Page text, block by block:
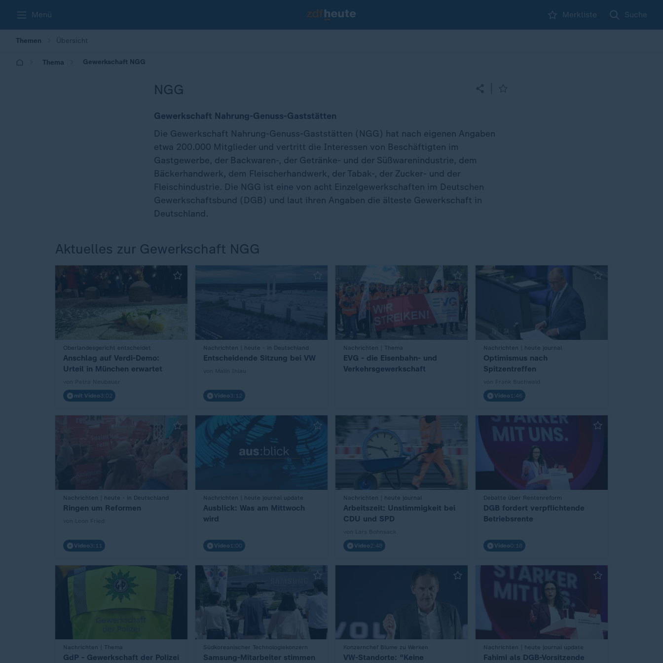
Menü Merkliste Suche
Themen Übersicht
Thema Gewerkschaft NGG
NGG
Gewerkschaft Nahrung-Genuss-Gaststätten
Die Gewerkschaft Nahrung-Genuss-Gaststätten (NGG) hat nach eigenen Angaben
etwa 200.000 Mitglieder und vertritt die Interessen von Beschäftigten im
Gastgewerbe, der Backwaren-, der Getränke- und der Süßwarenindustrie, dem
Bäckerhandwerk, dem Fleischerhandwerk, der Tabak-, der Zucker- und der
Fleischindustrie. Die NGG ist eine von acht Einzelgewerkschaften im Deutschen
Gewerkschaftsbund (DGB) und laut ihren Angaben die älteste Gewerkschaft in
Deutschland.
Aktuelles zur Gewerkschaft NGG
Oberlandesgericht entscheidet
:
Anschlag auf Verdi-Demo:
Urteil in München erwartet
mit Video3:02
Nachrichten | heute - in Deutschland
:
Entscheidende Sitzung bei VW
Video3:12
Nachrichten | Thema
:
EVG - die Eisenbahn- und
Verkehrsgewerkschaft
Nachrichten | heute journal
:
Optimismus nach
Spitzentreffen
Video 1:46
Nachrichten | heute - in Deutschland
:
Ringen um Reformen
Video3:11
Nachrichten | heute journal update
:
Ausblick: Was am Mittwoch
wird
Video 1:00
Nachrichten | heute journal
:
Arbeitszeit: Unstimmigkeit bei
CDU und SPD
Video2:48
Debatte über Rentenreform
:
DGB fordert verpflichtende
Betriebsrente
Video0:18
Nachrichten | Thema
:
GdP - Gewerkschaft der Polizei
Südkoreanischer Technologiekonzern
:
Samsung-Mitarbeiter stimmen
Konzernchef Blume zu Werken
:
VW-Standorte: "Keine
Nachrichten | heute journal update
:
Fahimi als DGB-Vorsitzende